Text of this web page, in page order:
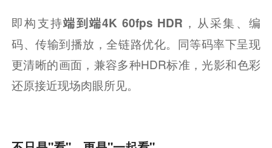
即构支持端到端4K 60fps HDR ，从采集、编
码、传输到播放，全链路优化。同等码率下呈现
更清晰的画面，兼容多种HDR标准，光影和色彩
还原接近现场肉眼所见。